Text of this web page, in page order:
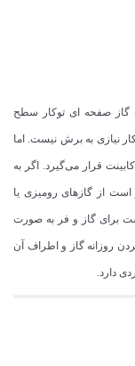
گاز صفحه ای توکار سطح
نیازی به برش نیست. اما
قرار می‌گیرد. اگر به
از گازهای رومیزی یا
برای گاز و فر به صورت
روزانه گاز و اطراف آن
دارد.